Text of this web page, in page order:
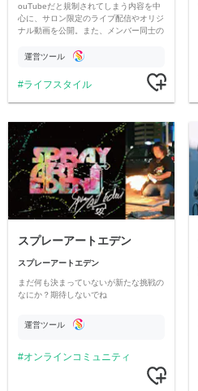
ouTubeだと規制されてしまう内容を中
心に、サロン限定のライブ配信やオリジ
ナル動画を公開。また、メンバー同士の
ただいています。
運営ツール
ライフスタイル
スプレーアートエデン
スプレーアートエデン
まだ何も決まっていないが新たな挑戦の
なにか？期待しないでね
運営ツール
オンラインコミュニティ